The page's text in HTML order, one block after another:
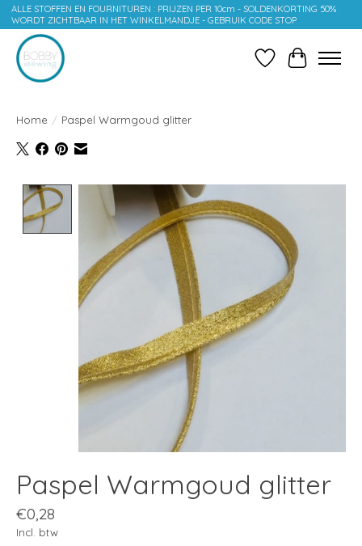
ALLE STOFFEN EN FOURNITUREN : PRIJZEN PER 10cm - SOLDENKORTING 50%
WORDT ZICHTBAAR IN HET WINKELMANDJE - GEBRUIK CODE STOP
Verlanglijst
Home / Paspel Warmgoud glitter
Product image slideshow Items
Paspel Warmgoud glitter
€0,28
Incl. btw